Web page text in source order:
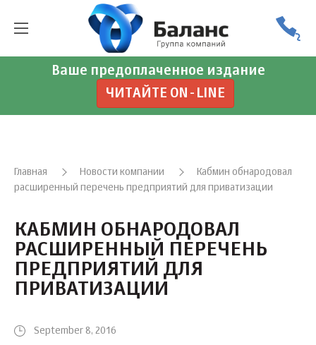
Ваше предоплаченное издание
ЧИТАЙТЕ ON-LINE
Главная Новости компании
Кабмин обнародовал
расширенный перечень предприятий для приватизации
КАБМИН ОБНАРОДОВАЛ
РАСШИРЕННЫЙ ПЕРЕЧЕНЬ
ПРЕДПРИЯТИЙ ДЛЯ
ПРИВАТИЗАЦИИ
September 8, 2016